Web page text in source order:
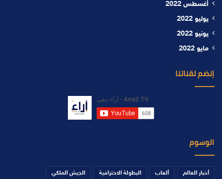
أغسطس 2022
يوليو 2022
يونيو 2022
مايو 2022
إنضم لقناتنا
الوسوم
أخبار العالم ألعاب البطولة الاحترافية الجيش الملكي